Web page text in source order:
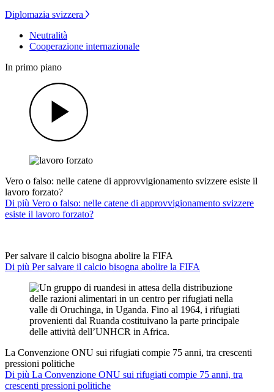
Diplomazia svizzera
Neutralità
Cooperazione internazionale
In primo piano
Vero o falso: nelle catene di approvvigionamento svizzere esiste il
lavoro forzato?
Di più Vero o falso: nelle catene di approvvigionamento svizzere
esiste il lavoro forzato?
Per salvare il calcio bisogna abolire la FIFA
Di più Per salvare il calcio bisogna abolire la FIFA
La Convenzione ONU sui rifugiati compie 75 anni, tra crescenti
pressioni politiche
Di più La Convenzione ONU sui rifugiati compie 75 anni, tra
crescenti pressioni politiche